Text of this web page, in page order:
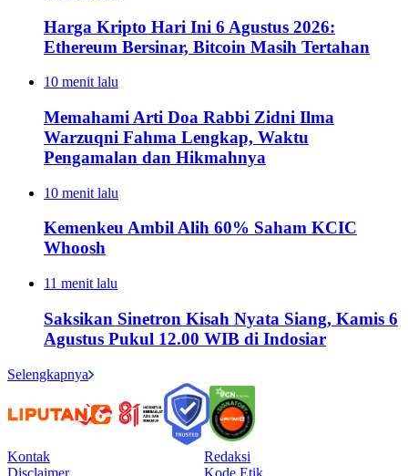
Harga Kripto Hari Ini 6 Agustus 2026:
Ethereum Bersinar, Bitcoin Masih Tertahan
10 menit lalu
Memahami Arti Doa Rabbi Zidni Ilma
Warzuqni Fahma Lengkap, Waktu
Pengamalan dan Hikmahnya
10 menit lalu
Kemenkeu Ambil Alih 60% Saham KCIC
Whoosh
11 menit lalu
Saksikan Sinetron Kisah Nyata Siang, Kamis 6
Agustus Pukul 12.00 WIB di Indosiar
Selengkapnya
Kontak
Redaksi
Disclaimer
Kode Etik